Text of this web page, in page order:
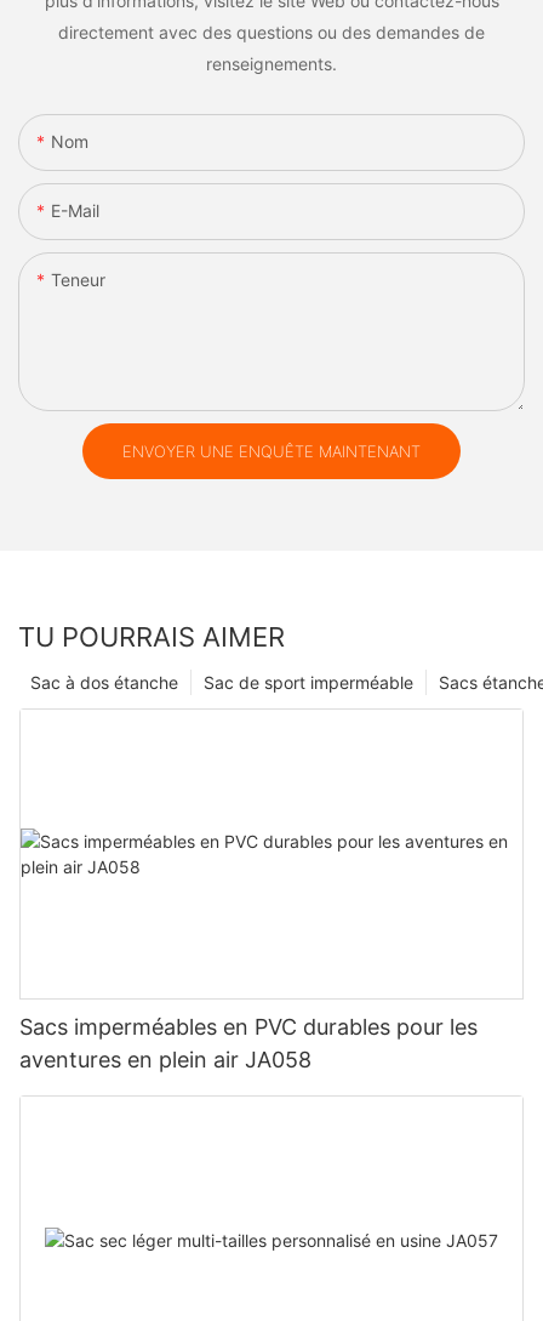
directement avec des questions ou des demandes de
renseignements.
Nom
E-Mail
Teneur
ENVOYER UNE ENQUÊTE MAINTENANT
TU POURRAIS AIMER
Sacs
Sac de sport imperméable
Sac à dos étanche
Sacs imperméables en PVC durables pour les
aventures en plein air JA058